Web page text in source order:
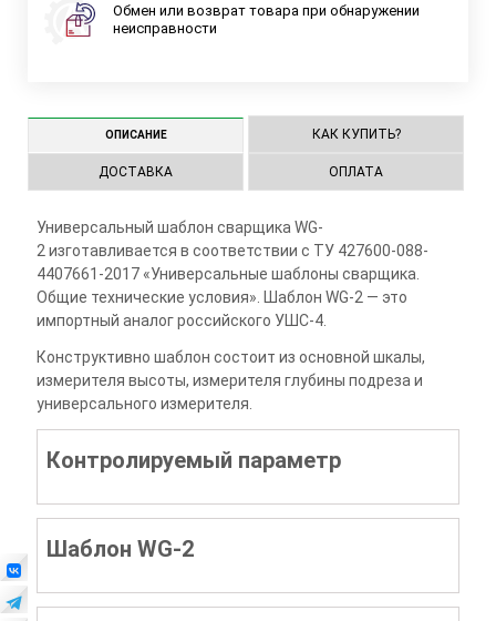
Обмен или возврат товара при обнаружении
неисправности
ОПИСАНИЕ КАК КУПИТЬ?
ДОСТАВКА ОПЛАТА
Универсальный шаблон сварщика WG-
2 изготавливается в соответствии с ТУ 427600-088-
4407661-2017 «Универсальные шаблоны сварщика.
Общие технические условия». Шаблон WG-2 — это
импортный аналог российского УШС-4.
Конструктивно шаблон состоит из основной шкалы,
измерителя высоты, измерителя глубины подреза и
универсального измерителя.
Контролируемый параметр
Шаблон WG-2